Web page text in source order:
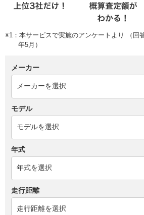
※1：本サービスで実施のアンケートより （回
年5月）
メーカー
モデル
年式
走行距離